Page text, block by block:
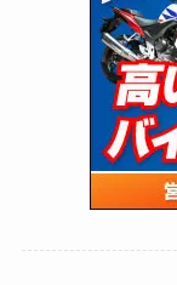
(24)
(47)
(15)
(5)
(4)
(171)
(59)